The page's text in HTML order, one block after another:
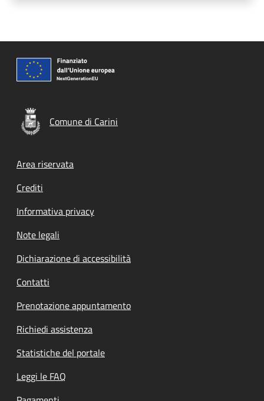
Comune di Carini
Footer menu
Area riservata
Crediti
Informativa privacy
Note legali
Dichiarazione di accessibilità
Contatti
Prenotazione appuntamento
Richiedi assistenza
Statistiche del portale
Leggi le FAQ